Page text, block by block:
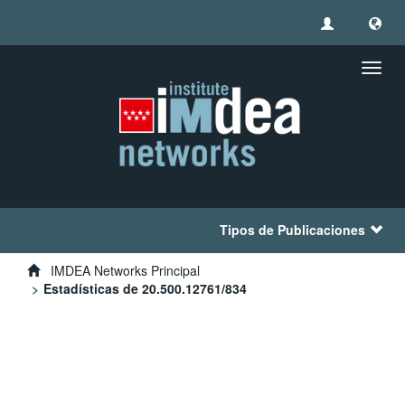
Tipos de Publicaciones
IMDEA Networks Principal
Estadísticas de 20.500.12761/834